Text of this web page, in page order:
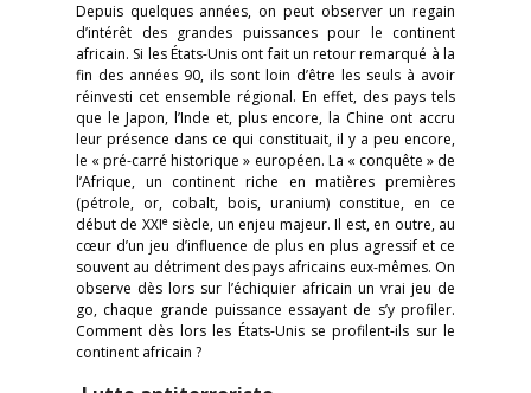
Depuis quelques années, on peut observer un regain
d’intérêt des grandes puissances pour le continent
africain. Si les États-Unis ont fait un retour remarqué à la
fin des années 90, ils sont loin d’être les seuls à avoir
réinvesti cet ensemble régional. En effet, des pays tels
que le Japon, l’Inde et, plus encore, la Chine ont accru
leur présence dans ce qui constituait, il y a peu encore,
le « pré-carré historique » européen. La « conquête » de
l’Afrique, un continent riche en matières premières
(pétrole, or, cobalt, bois, uranium) constitue, en ce
début de XXIesiècle, un enjeu majeur. Il est, en outre, au
cœur d’un jeu d’influence de plus en plus agressif et ce
souvent au détriment des pays africains eux-mêmes. On
observe dès lors sur l’échiquier africain un vrai jeu de
go, chaque grande puissance essayant de s’y profiler.
Comment dès lors les États-Unis se profilent-ils sur le
continent africain ?